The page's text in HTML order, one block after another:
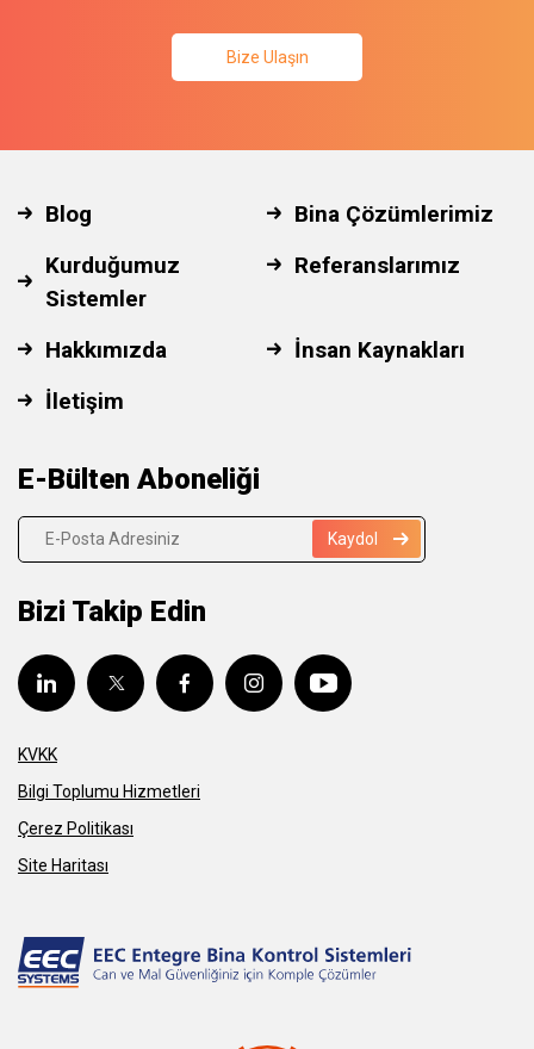
Bize Ulaşın
Blog
Bina Çözümlerimiz
Kurduğumuz
Sistemler
Referanslarımız
Hakkımızda
İnsan Kaynakları
İletişim
E-Bülten Aboneliği
Kaydol
Bizi Takip Edin
KVKK
Bilgi Toplumu Hizmetleri
Çerez Politikası
Site Haritası